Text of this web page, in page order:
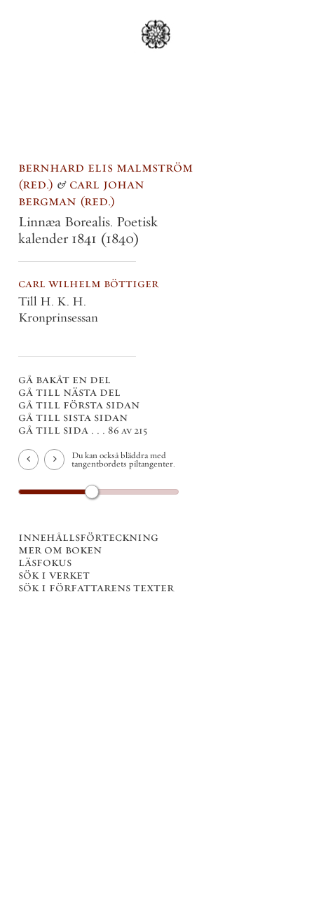
bernhard elis malmström
red. & carl johan
bergman red.
Linnæa Borealis. Poetisk
kalender 1841 (1840)
carl wilhelm böttiger
Till H. K. H.
Kronprinsessan
gå bakåt en del
gå till nästa del
gå till första sidan
gå till sista sidan
gå till sida . . . 86 av 215
Du kan också bläddra med
tangentbordets piltangenter.
innehållsförteckning
mer om boken
läsfokus
sök i verket
sök i författarens texter